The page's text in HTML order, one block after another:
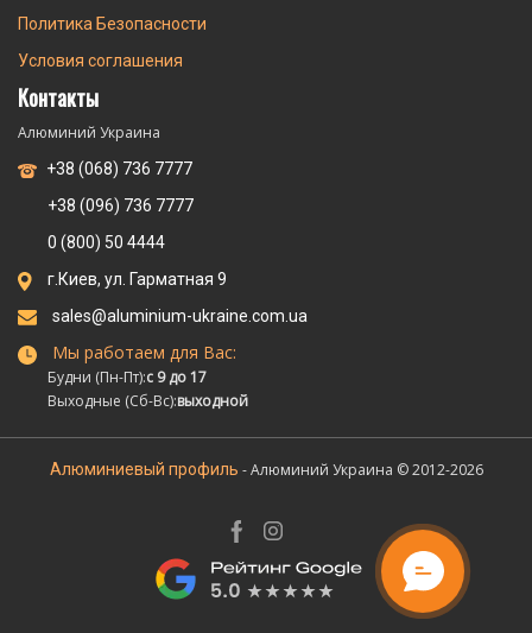
Политика Безопасности
Условия соглашения
Контакты
Алюминий Украина
+38 (068) 736 7777
+38 (096) 736 7777
0 (800) 50 4444
г.Киев, ул. Гарматная 9
sales@aluminium-ukraine.com.ua
Мы работаем для Вас:
Будни (Пн-Пт):с 9 до 17
Выходные (Сб-Вс):выходной
Алюминиевый профиль - Алюминий Украина © 2012-2026